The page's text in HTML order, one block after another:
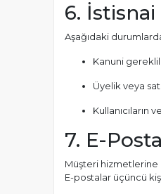
6.
Aşağıdaki
Kanuni
Üyelik veya
Kullanıcıların
7. E-
Müşteri
E-postalar üçüncü